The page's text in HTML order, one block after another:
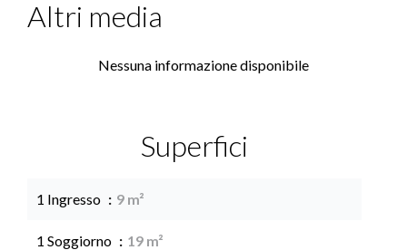
Altri media
Nessuna informazione disponibile
Superfici
1 Ingresso 9 m²
1 Soggiorno 19 m²